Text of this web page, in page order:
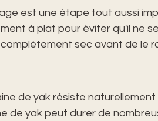
est une étape tout aussi
à plat pour éviter qu'il ne
sec avant de le
de yak résiste naturellement
de yak peut durer de